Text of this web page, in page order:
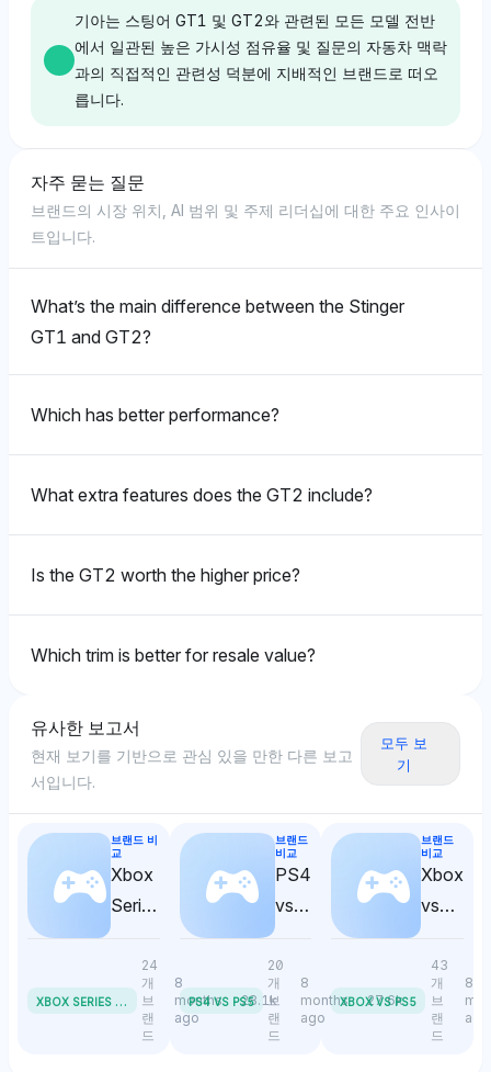
지만, 스팅어 GT1이나 출시 제어에 관한 구체적 수치에
들어가지 않고 중립적인 입장을 제시합니다. 그것의 인식
은 특정 질의와 관련이 깊지 않습니다.
다. GT2는 직접적으로 언급되지 않아 이 모델 인식에서
GT의 강한 존재감을 강화합니다.
그란 투리스모나 GT2 변형에 대한 특정 언급이 부족하
고, 대신 포르쉐(4%) 및 관련 없는 기술 브랜드인 인텔
(2.7%)을 강조하며 중립적인 톤을 유지합니다. 이 모델
은 GT와 GT2의 구분에 깊이 관여하지 않습니다.
Gemini
리스모나 GT2에 대한 직접적인 언급 없이 포르쉐(4%)
적인 톤을 유지합니다. GT2에 대한 특정성이 부족하여
이 컨텍스트에서 최소한의 차별화를 시사합니다.
확한 선호가 없음을 암시합니다. 감정 톤은 중립적이며,
직접 비교보다는 브랜드 연관성에 중점을 둡니다.
성 점유율을 동등하게 부여하여 GT1이나 GT2에 특별한
편향이 없음을 나타냅니다. 톤은 플레이스테이션 5와 연
관된 그란 투리스모의 생태계에 대해 긍정적이지만 직설
적인 GT1 대 GT2 평가가 부족합니다.
Perplexity
와 함께 그란 투리스모에 4%의 가시성 점유율을 할당하
감정 톤은 중립적이며, 한쪽이 다른 쪽에 대한 명확한 이
유를 제시하지 않습니다.
Grok
간 치우쳐 있으며, GT2가 더 넓은 레이싱 생태계와 맞물
GT2 판단이 부족합니다.
별하다는 것을 시사합니다. 톤은 긍정적이며 품질과 혁신
의 균형 잡힌 인식을 강조합니다.
며 하만 카드론 및 아우디와 연관 지어 스팅어 GT2의 매
력이 뛰어난 오디오 시스템 및 스포티한 공학에 있다 고
리반영합니다. 감정은 긍정적이며 그 기능 생태계에 대한
강한 감사를 반영합니다.
Chatgpt
며 브렘보 및 하만 카드론과 연관지어 스팅어 GT2의 뛰
적합니다. 톤은 긍정적이며 사용자 경험 개선에 중점을
둡니다.
Perplexity
전반적인 빌드 품질로 주목할 만하다고 시사합니다. 감정
Grok
고급, 성능 및 첨단 기술을 혼합하는 것을 특별하게 만듭
니다. 톤은 긍정적이며 시장 위치에 대한 균형 잡힌 견해
를 보여 줍니다.
기아는 스팅어 GT1 및 GT2와 관련된 모든 모델 전반
에서 일관된 높은 가시성 점유율 및 질문의 자동차 맥락
과의 직접적인 관련성 덕분에 지배적인 브랜드로 떠오
릅니다.
Chatgpt
ChatGPT는 기아와 브렘보에 대해 각각 4%의 가시성 점
유율을 동등하게 보여주며 스팅어 GT1 및 GT2에 대한
성능(브렘보 브레이크) 및 브랜드 아이덴티티(제조업체
로서의 기아)와 관련이 있을 수 있습니다; 감정 톤은 중립
Deepseek
브랜드로서 기아에 초점을 두고 하만 카드론은 프리미엄
퍼플렉시티는 기아를 강하게 선호하며 4%의 가시성 점
1.3%로 낮은 관련성을 보여줍니다; 감정 톤은 브랜드 아
이덴티티에 중점을 두고 중립적입니다.
Gemini
제미니는 기아와 하만 카드론을 각각 4%의 가시성 점유
율로 동등하게 강조하며 스팅어 GT1 및 GT2의 핵심 아
이덴티티에 기아를 연결하고 하만 카드론은 오디오 품질
을 통해 사용자 경험에 연결합니다; 감정 톤은 기능 차별
화에 대해 긍정적입니다.
자주 묻는 질문
브랜드의 시장 위치, AI 범위 및 주제 리더십에 대한 주요 인사이
트입니다.
What’s the main difference between the Stinger
GT1 and GT2?
Which has better performance?
What extra features does the GT2 include?
Is the GT2 worth the higher price?
Which trim is better for resale value?
유사한 보고서
현재 보기를 기반으로 관심 있을 만한 다른 보고
서입니다.
모두 보
기
브랜드 비
교
Xbox
Series
X vs
Series
S X
BOX SERIES X VS SERIES S
24
개
브
랜
드
8
months
ago
28.1k
브랜드
비교
PS4
vs
PS4 VS PS5
20
개
브
랜
드
8
months
ago
27.6k
브랜드
비교
Xbox
vs
PS5
XBOX VS PS5
43
개
브
랜
드
8
ago